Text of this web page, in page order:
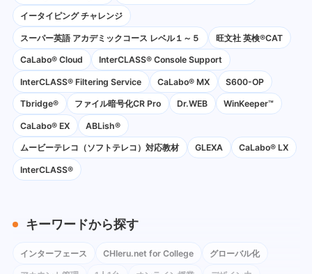
イータイピング チャレンジ
スーパー英語 アカデミックコース レベル１～５ 旺文社 英検®CAT
CaLabo®︎ Cloud InterCLASS®︎ Console Support
InterCLASS®︎ Filtering Service CaLabo® MX S600-OP
Tbridge® ファイル暗号化CR Pro Dr.WEB WinKeeper™
CaLabo® EX ABLish®
ムービーテレコ（ソフトテレコ）対応教材 GLEXA CaLabo® LX
InterCLASS®
キーワードから探す
インターフェース CHIeru.net for College グローバル化